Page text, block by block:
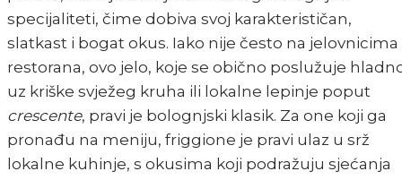
specijaliteti, čime dobiva svoj karakterističan,
slatkast i bogat okus. Iako nije često na jelovnicima
restorana, ovo jelo, koje se obično poslužuje
uz kriške svježeg kruha ili lokalne lepinje poput
crescente, pravi je bolognjski klasik. Za one koji ga
pronađu na meniju, friggione je pravi ulaz u srž
lokalne kuhinje, s okusima koji podražuju sjećanja